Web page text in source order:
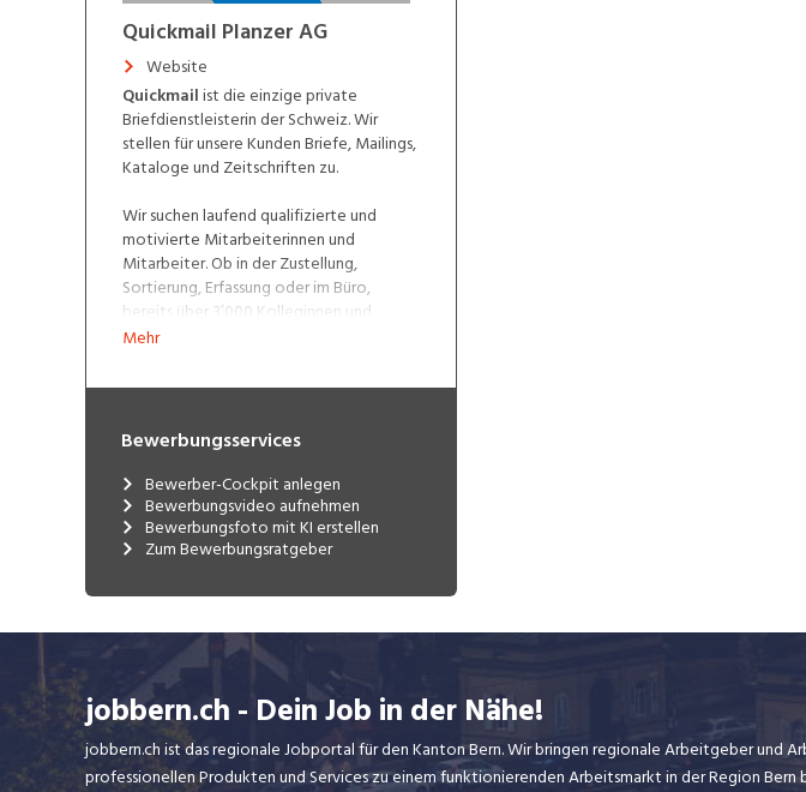
Quickmail Planzer AG
Website
Quickmailist die einzige private
Briefdienstleisterin der Schweiz. Wir
stellen für unsere Kunden Briefe, Mailings,
Kataloge und Zeitschriften zu.
Wir suchen laufend qualifizierte und
motivierte Mitarbeiterinnen und
Mitarbeiter. Ob in der Zustellung,
Sortierung, Erfassung oder im Büro,
bereits über 3’000 Kolleginnen und
Kollegen sorgen mit ihrem täglichen
Briefmarkt.
Mehr
Bewerbungsservices
Bewerber-Cockpit anlegen
Bewerbungsvideo aufnehmen
Bewerbungsfoto mit KI erstellen
Zum Bewerbungsratgeber
jobbern.ch - Dein Job in der Nähe!
jobbern.ch ist das regionale Jobportal für den Kanton Bern. Wir bringen regionale Arbeitgeber und
professionellen Produkten und Services zu einem funktionierenden Arbeitsmarkt in der Region Bern